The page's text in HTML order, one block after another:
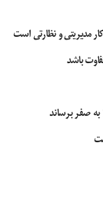
گفتیم دوباره فشار
مذاکره و دیدار را
آمریکا یک جلسه
کنند فشار حداکثری
کنیم که سیاست فشار
مدیریتی و نظارتی است
باشد
به صفر برساند